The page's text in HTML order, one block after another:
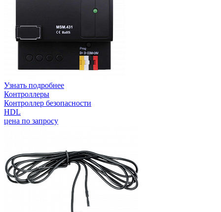
Узнать подробнее
Контроллеры
Контроллер безопасности
HDL
цена по запросу